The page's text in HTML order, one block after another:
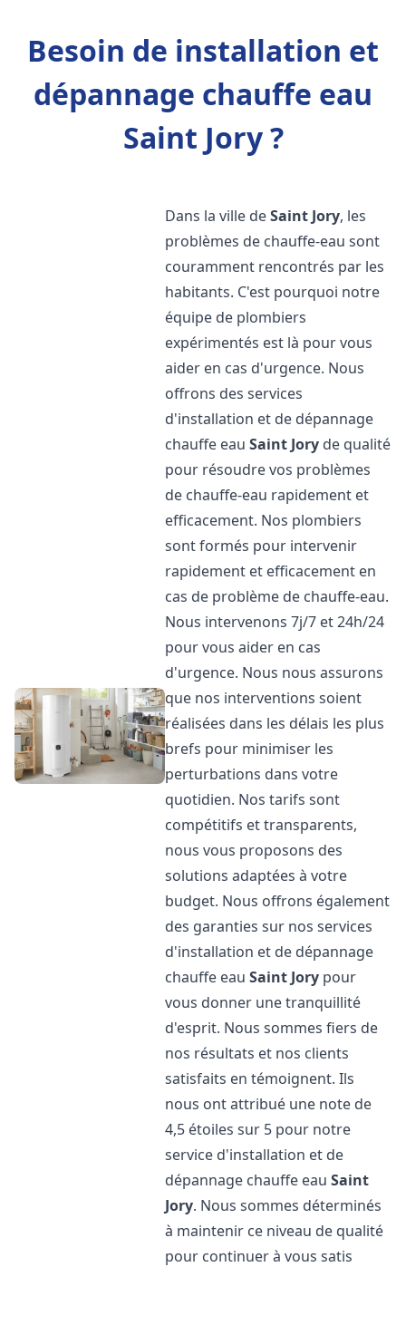
Besoin de installation et
dépannage chauffe eau
Saint Jory ?
Dans la ville deSaint Jory, les
problèmes de chauffe-eau sont
couramment rencontrés par les
habitants. C'est pourquoi notre
équipe de plombiers
expérimentés est là pour vous
aider en cas d'urgence. Nous
offrons des services
d'installation et de dépannage
chauffe eauSaint Jory de qualité
pour résoudre vos problèmes
de chauffe-eau rapidement et
efficacement. Nos plombiers
sont formés pour intervenir
rapidement et efficacement en
cas de problème de chauffe-eau.
Nous intervenons 7j/7 et 24h/24
pour vous aider en cas
d'urgence. Nous nous assurons
que nos interventions soient
réalisées dans les délais les plus
brefs pour minimiser les
perturbations dans votre
quotidien. Nos tarifs sont
compétitifs et transparents,
nous vous proposons des
solutions adaptées à votre
budget. Nous offrons également
des garanties sur nos services
d'installation et de dépannage
chauffe eauSaint Jory pour
vous donner une tranquillité
d'esprit. Nous sommes fiers de
nos résultats et nos clients
satisfaits en témoignent. Ils
nous ont attribué une note de
4,5 étoiles sur 5 pour notre
service d'installation et de
dépannage chauffe eauSaint
Jory. Nous sommes déterminés
à maintenir ce niveau de qualité
pour continuer à vous satis